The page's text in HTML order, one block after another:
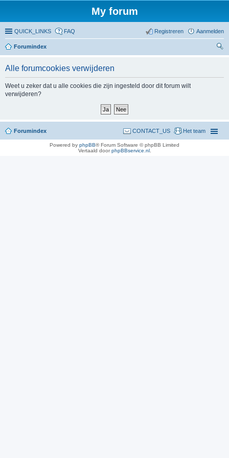
My forum
QUICK_LINKS FAQ Aanmelden
Registreren
Forumindex
Alle forumcookies verwijderen
Weet u zeker dat u alle cookies die zijn ingesteld door dit forum wilt
verwijderen?
Forumindex Het team
CONTACT_US
Powered by phpBB® Forum Software © phpBB Limited
Vertaald doorphpBBservice.nl.